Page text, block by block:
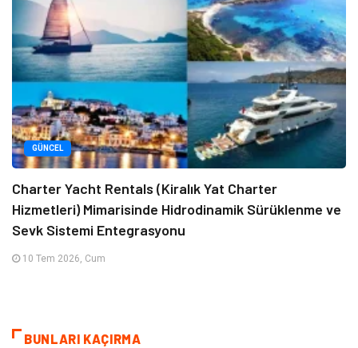
GÜNCEL
Charter Yacht Rentals (Kiralık Yat Charter
Hizmetleri) Mimarisinde Hidrodinamik Sürüklenme ve
Sevk Sistemi Entegrasyonu
10 Tem 2026, Cum
BUNLARI KAÇIRMA